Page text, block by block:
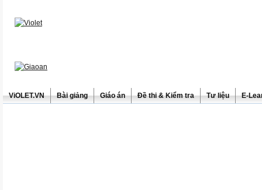
ViOLET.VN Bài giảng Giáo án Đề thi & Kiểm tra Tư liệu E-